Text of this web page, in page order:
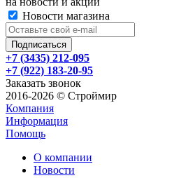
Новости магазина
+7 (3435) 212-095
+7 (922) 183-20-95
Заказать звонок
2016-2026 © Строймир
Компания
Информация
Помощь
О компании
Новости